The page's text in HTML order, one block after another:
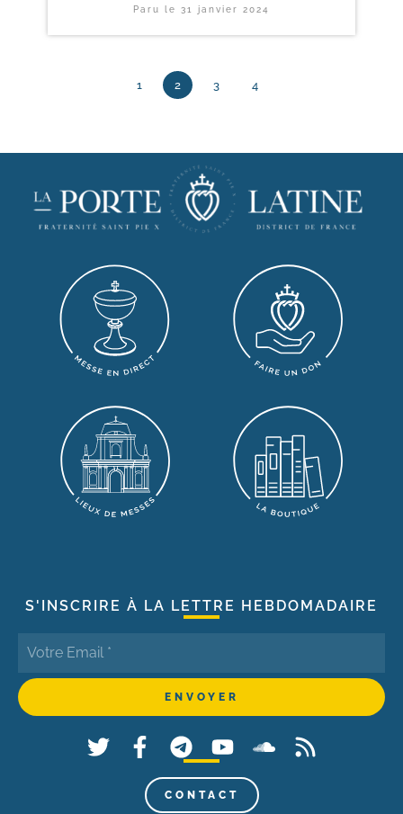
Paru le 31 janvier 2024
1 2 3 4
S'INSCRIRE À LA LETTRE HEBDOMADAIRE
CONTACT